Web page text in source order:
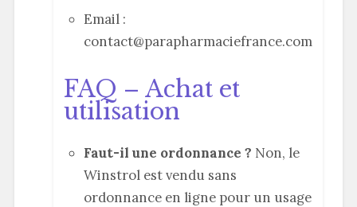
Email :
contact@parapharmaciefrance.com
FAQ – Achat et
utilisation
Faut-il une ordonnance ? Non, le
Winstrol est vendu sans
ordonnance en ligne pour un usage